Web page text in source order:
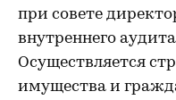
при совете
внутреннего
Осуществляется
имущества и